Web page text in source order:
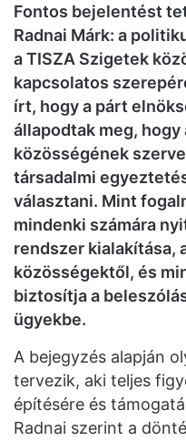
Fontos bejelentést
Radnai Márk: a
a TISZA Szigetek
kapcsolatos
írt, hogy a párt
állapodtak meg, hogy
közösségének
társadalmi
választani. Mint
mindenki számára
rendszer kialakítása,
közösségektől, és
biztosítja a
ügyekbe.
A bejegyzés alapján
tervezik, aki teljes
építésére és
Radnai szerint a